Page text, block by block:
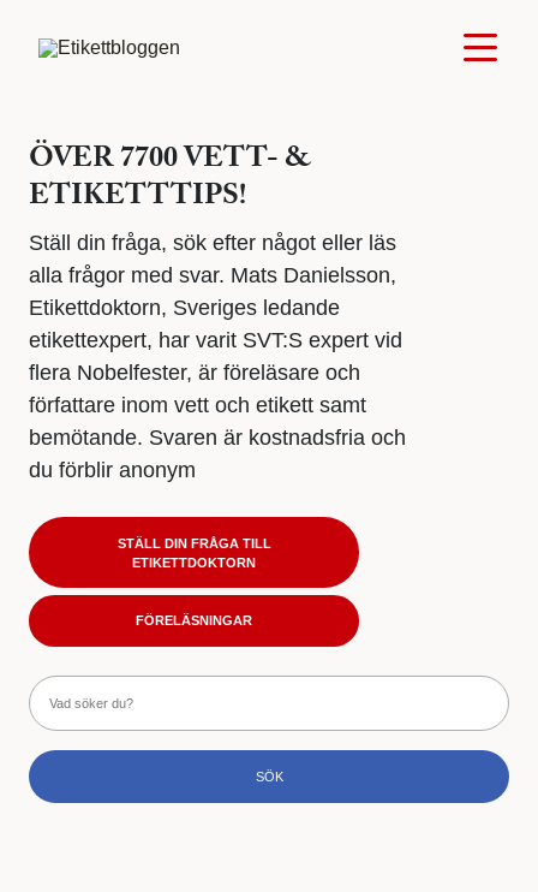
ÖVER 7700 VETT- &
ETIKETTTIPS!
Ställ din fråga, sök efter något eller läs
alla frågor med svar. Mats Danielsson,
Etikettdoktorn, Sveriges ledande
etikettexpert, har varit SVT:S expert vid
flera Nobelfester, är föreläsare och
författare inom vett och etikett samt
bemötande. Svaren är kostnadsfria och
du förblir anonym
STÄLL DIN FRÅGA TILL
ETIKETTDOKTORN
FÖRELÄSNINGAR